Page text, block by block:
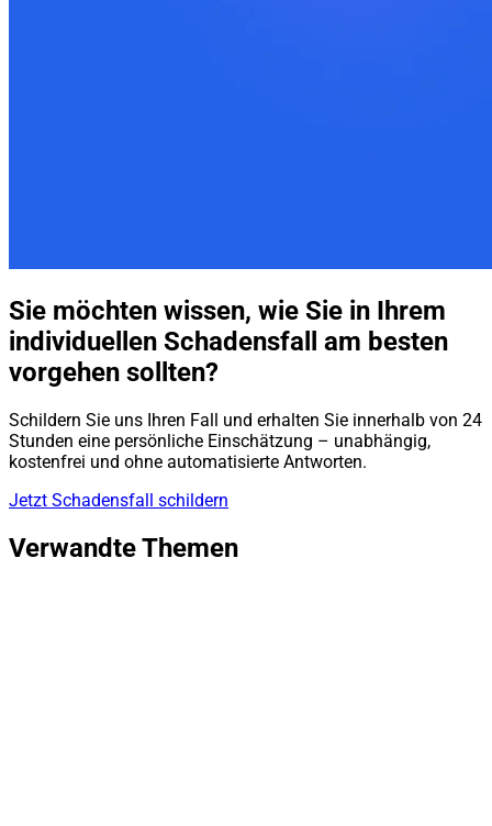
Sie möchten wissen, wie Sie in Ihrem
individuellen Schadensfall am besten
vorgehen sollten?
Schildern Sie uns Ihren Fall und erhalten Sie innerhalb von 24
Stunden eine persönliche Einschätzung – unabhängig,
kostenfrei und ohne automatisierte Antworten.
Jetzt Schadensfall schildern
Verwandte Themen